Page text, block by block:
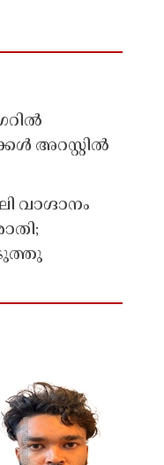
അറസ്റ്റിൽ
വാഗ്ദാനം